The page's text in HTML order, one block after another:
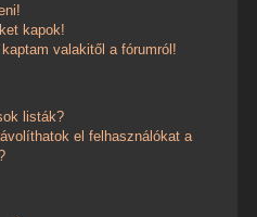
kapok!
valakitől a fórumról!
listák?
el felhasználókat a